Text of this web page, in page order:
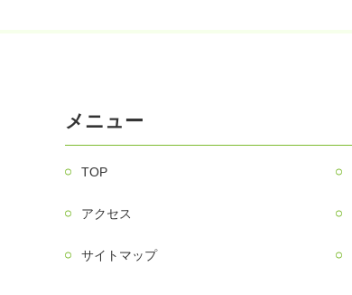
メニュー
TOP
アクセス
サイトマップ